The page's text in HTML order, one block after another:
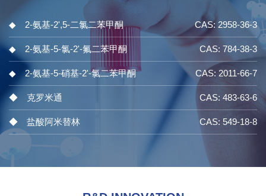
◆ 2-氨基-2',5-二氯二苯甲酮 CAS: 2958-36-3
◆ 2-氨基-5-氯-2'-氟二苯甲酮 CAS: 784-38-3
◆ 2-氨基-5-硝基-2'-氯二苯甲酮 CAS: 2011-66-7
◆ 克罗米通 CAS: 483-63-6
◆ 盐酸阿米替林 CAS: 549-18-8